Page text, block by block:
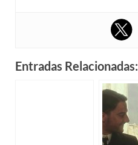
Entradas Relacionadas: